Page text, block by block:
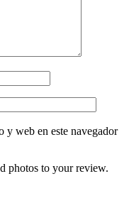
y web en este navegador
photos to your review.